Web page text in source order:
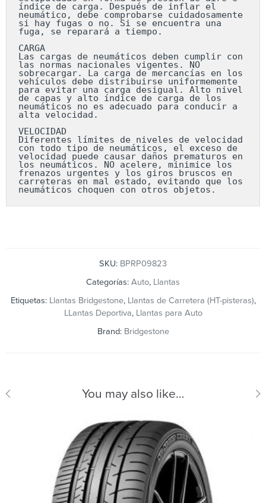
índice de carga. Después de inflar el
neumático, debe comprobarse cuidadosamente
si hay fugas o no. Si se encuentra una
fuga, se reparará a tiempo.
CARGA
Las cargas de neumáticos deben cumplir con
las normas nacionales vigentes. NO
sobrecargar. La carga de mercancías en los
vehículos debe distribuirse uniformemente
para evitar una carga desigual. Alto nivel
de capas y alto índice de carga de los
neumáticos no es adecuado para conducir a
alta velocidad.
VELOCIDAD
Diferentes límites de niveles de velocidad
con todo tipo de neumáticos, el exceso de
velocidad puede causar daños prematuros en
los neumáticos. NO acelere, minimice los
frenazos urgentes y los giros bruscos en
carreteras en mal estado, evitando que los
neumáticos choquen con otros objetos.
SKU: BPRP09823
Categorías: Auto, Llantas
Etiquetas: Llantas Bridgestone, Llantas de Carretera (HT-pisteras),
LLantas Deportiva, Llantas para Auto
Brand: Bridgestone
You may also like…